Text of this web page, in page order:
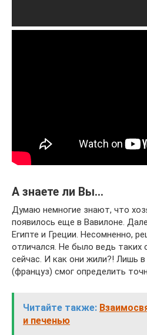
А знаете ли Вы…
Думаю немногие знают, что
появилось еще в Вавилоне.
Египте и Греции. Несомненно,
отличался. Не было ведь таких
сейчас. И как они жили?! Лишь
(француз) смог определить
Читайте также:
и печенью